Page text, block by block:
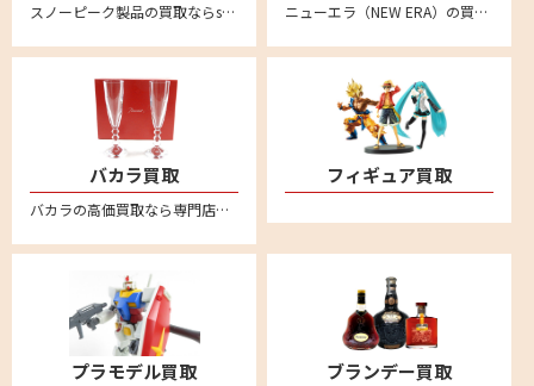
スノーピーク製品の買取ならsnowpeak買取専門リムーブにお任せ。スノーピークを売るなら、まずはリムーブにご相談ください。アメニティドーム、リビングシェル、ランドロック、タープ、焚火台、IGTシリーズなどの定番モデルから、Pro.ライン、Pro.airライン、Ivoryラインなど各種製品を喜んで買取致します。廃盤品などや希少モデルもお任せください。全国対応で送料・手数料無料の宅配買取はこちら ニューエラ（NEW ERA）の買取ならリムーブ。キャップやアパレル、ゴルフアイテムなどの商品を高く売るなら宅配買取がおすすめ。ブランド品の査定なら専門店へ。送料や手数料など一切無料です
バカラ買取
バカラの高価買取なら専門店のリムーブへお任せください。全国対応・送料無料の安心宅配査定。バカラのタンブラーやワイングラスなどぜひお売りください。
フィギュア買取
プラモデル買取 ブランデー買取